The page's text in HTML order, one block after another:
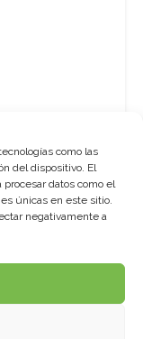
como las
del dispositivo. El
datos como el
únicas en este sitio.
negativamente a
this
registered